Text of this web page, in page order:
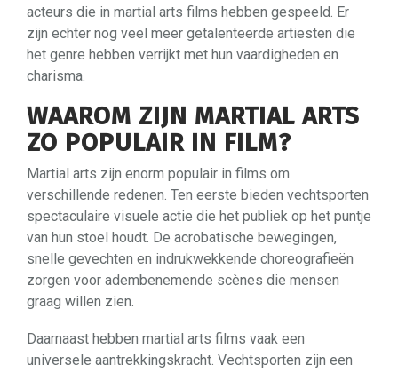
acteurs die in martial arts films hebben gespeeld. Er
zijn echter nog veel meer getalenteerde artiesten die
het genre hebben verrijkt met hun vaardigheden en
charisma.
WAAROM ZIJN MARTIAL ARTS
ZO POPULAIR IN FILM?
Martial arts zijn enorm populair in films om
verschillende redenen. Ten eerste bieden vechtsporten
spectaculaire visuele actie die het publiek op het puntje
van hun stoel houdt. De acrobatische bewegingen,
snelle gevechten en indrukwekkende choreografieën
zorgen voor adembenemende scènes die mensen
graag willen zien.
Daarnaast hebben martial arts films vaak een
universele aantrekkingskracht. Vechtsporten zijn een